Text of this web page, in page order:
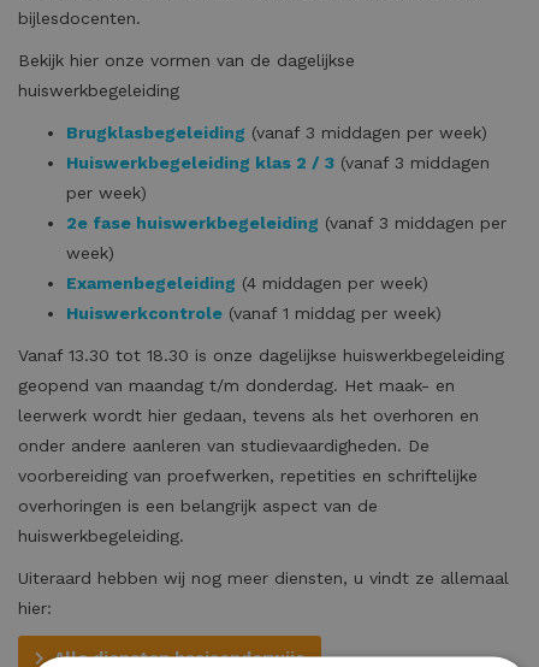
bijlesdocenten.
Bekijk hier onze vormen van de dagelijkse
huiswerkbegeleiding
Brugklasbegeleiding (vanaf 3 middagen per week)
Huiswerkbegeleiding klas 2 / 3 (vanaf 3 middagen
per week)
2e fase huiswerkbegeleiding (vanaf 3 middagen per
week)
Examenbegeleiding (4 middagen per week)
Huiswerkcontrole (vanaf 1 middag per week)
Vanaf 13.30 tot 18.30 is onze dagelijkse huiswerkbegeleiding
geopend van maandag t/m donderdag. Het maak- en
leerwerk wordt hier gedaan, tevens als het overhoren en
onder andere aanleren van studievaardigheden. De
voorbereiding van proefwerken, repetities en schriftelijke
overhoringen is een belangrijk aspect van de
huiswerkbegeleiding.
Uiteraard hebben wij nog meer diensten, u vindt ze allemaal
hier:
Alle diensten basisonderwijs